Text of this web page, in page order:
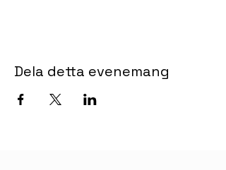
Dela detta evenemang